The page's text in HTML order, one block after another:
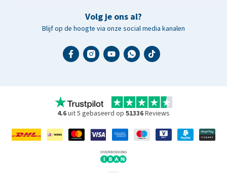
Volg je ons al?
Blijf op de hoogte via onze social media kanalen
4.6uit 5 gebaseerd op 51336Reviews